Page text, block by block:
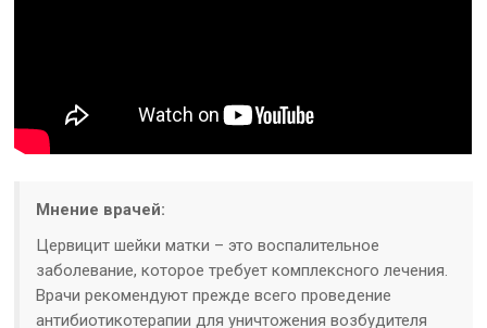
Мнение врачей:
Цервицит шейки матки – это воспалительное
заболевание, которое требует комплексного лечения.
Врачи рекомендуют прежде всего проведение
антибиотикотерапии для уничтожения возбудителя